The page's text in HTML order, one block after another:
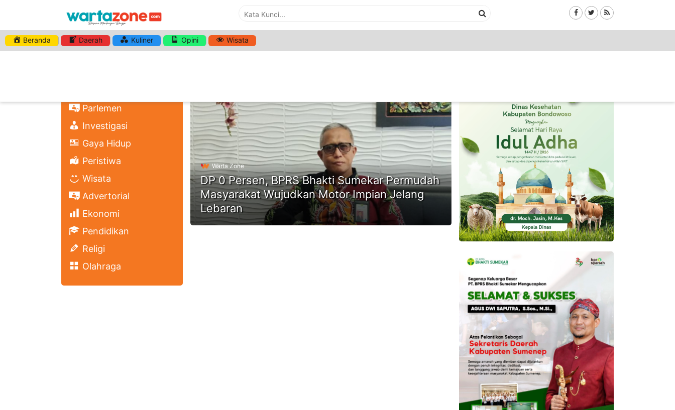
Beranda Daerah Kuliner Opini Wisata
Parlemen
Investigasi
Gaya Hidup
Peristiwa
Wisata
Advertorial
Ekonomi
Pendidikan
Religi
Olahraga
HASHTAG:PEMBIAYAAN KENDARAAN SUMENEP
Warta Zone
DP 0 Persen, BPRS Bhakti Sumekar Permudah
Masyarakat Wujudkan Motor Impian Jelang
Lebaran